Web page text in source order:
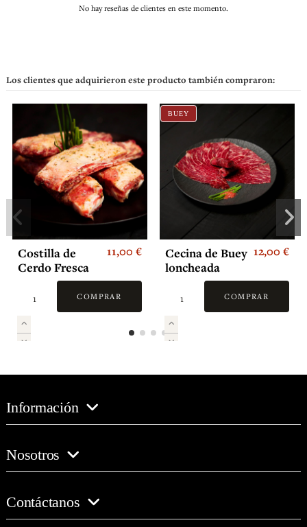
No hay reseñas de clientes en este momento.
Los clientes que adquirieron este producto también compraron:
Costilla de
Cerdo Fresca
Adobado
11,00 €
COMPRAR
BUEY
Cecina de Buey
loncheada
12,00 €
COMPRAR
Información
Nosotros
Contáctanos